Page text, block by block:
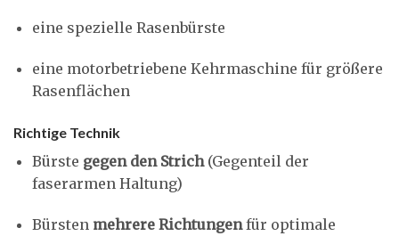
eine spezielle Rasenbürste
eine motorbetriebene Kehrmaschine für größere
Rasenflächen
Richtige Technik
Bürste gegen den Strich(Gegenteil der
faserarmen Haltung)
Bürsten mehrere Richtungenfür optimale